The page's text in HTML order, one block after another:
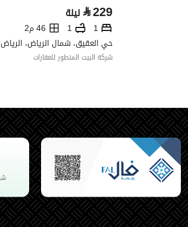
⃁229 ليلة
1
1
46 م2
حي العقيق، شمال الرياض، الرياض
شركة البيت المتطور للعقارات